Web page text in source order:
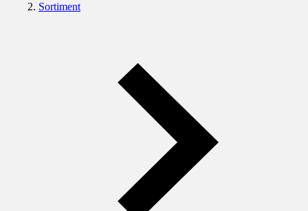
Sortiment